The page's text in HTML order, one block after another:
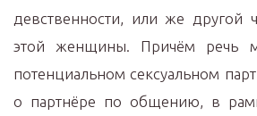
девственности, или же другой
этой женщины. Причём речь
потенциальном сексуальном
о партнёре по общению, в